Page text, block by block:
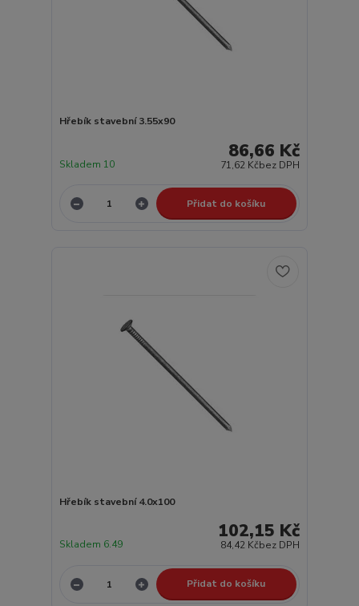
Hřebík stavební 3.55x90
86,66 Kč
71,62 Kčbez DPH
Skladem 10
Přidat do košíku
Hřebík stavební 4.0x100
102,15 Kč
84,42 Kčbez DPH
Skladem 6.49
Přidat do košíku